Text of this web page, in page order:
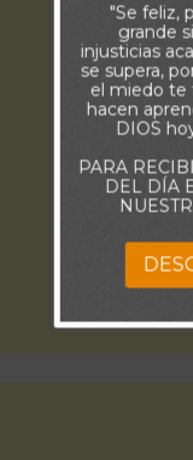
"Se feliz,
grande
injusticias
se supera,
el miedo te
hacen
DIOS
PARA
DEL DÍA